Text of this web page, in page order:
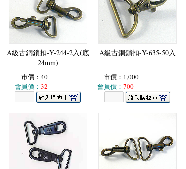
A級古銅鎖扣-Y-244-2入(底
24mm)
市價：40
會員價： 32
A級古銅鎖扣-Y-635-50入
市價：1,000
會員價： 700